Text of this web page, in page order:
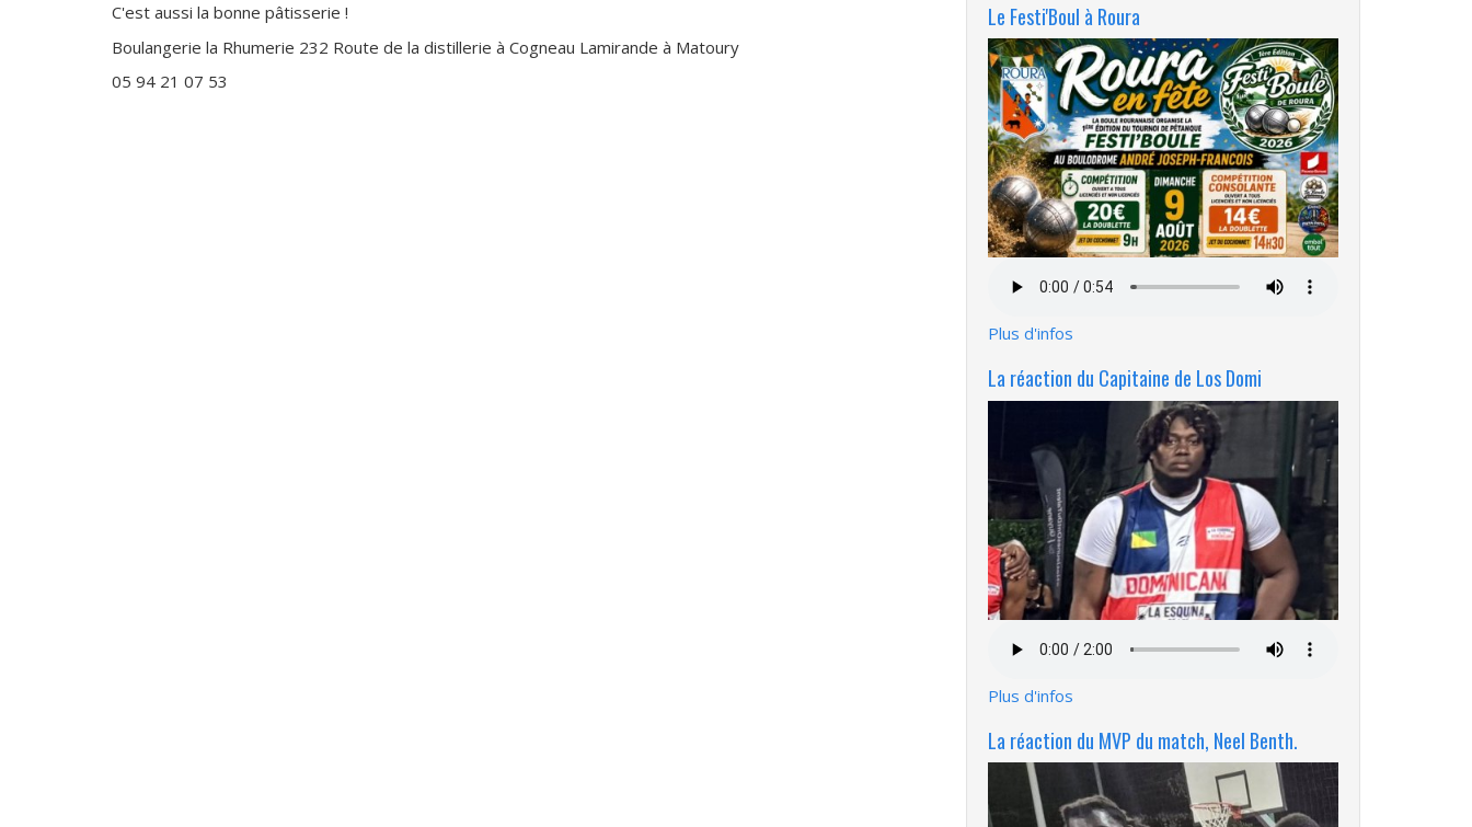
C'est aussi la bonne pâtisserie !
Boulangerie la Rhumerie 232 Route de la distillerie à Cogneau Lamirande à Matoury
05 94 21 07 53
Le Festi'Boul à Roura
audio
Plus d'infos
La réaction du Capitaine de Los Domi
audio
Plus d'infos
La réaction du MVP du match, Neel Benth.